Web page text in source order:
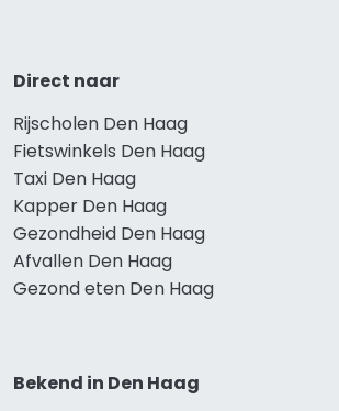
Direct naar
Rijscholen Den Haag
Fietswinkels Den Haag
Taxi Den Haag
Kapper Den Haag
Gezondheid Den Haag
Afvallen Den Haag
Gezond eten Den Haag
Bekend in Den Haag